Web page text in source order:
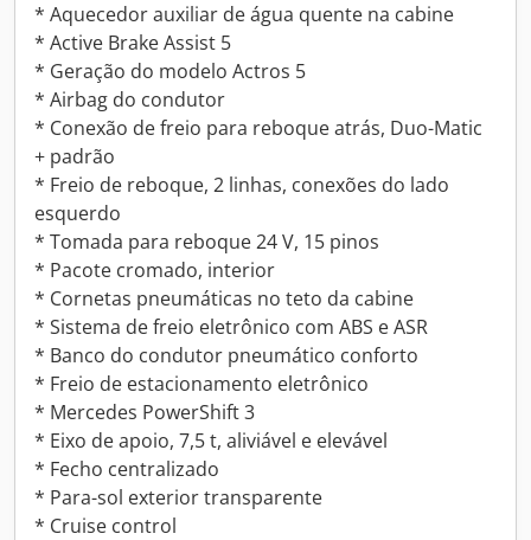
* Aquecedor auxiliar de água quente na cabine
* Active Brake Assist 5
* Geração do modelo Actros 5
* Airbag do condutor
* Conexão de freio para reboque atrás, Duo-Matic
+ padrão
* Freio de reboque, 2 linhas, conexões do lado
esquerdo
* Tomada para reboque 24 V, 15 pinos
* Pacote cromado, interior
* Cornetas pneumáticas no teto da cabine
* Sistema de freio eletrônico com ABS e ASR
* Banco do condutor pneumático conforto
* Freio de estacionamento eletrônico
* Mercedes PowerShift 3
* Eixo de apoio, 7,5 t, aliviável e elevável
* Fecho centralizado
* Para-sol exterior transparente
* Cruise control